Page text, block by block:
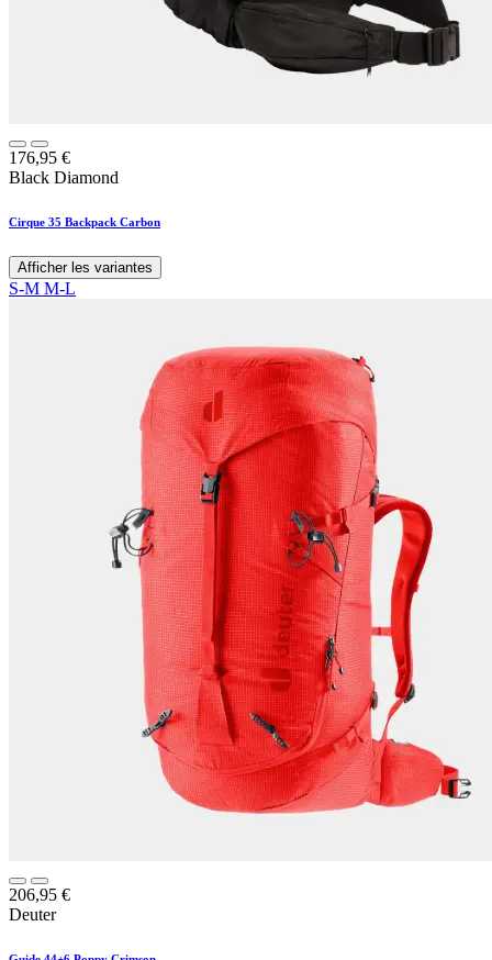
176,95 €
Black Diamond
Cirque 35 Backpack Carbon
Afficher les variantes
S-M M-L
206,95 €
Deuter